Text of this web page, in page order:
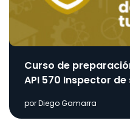
Curso de
API 570 Inspector
por Diego Gamarra